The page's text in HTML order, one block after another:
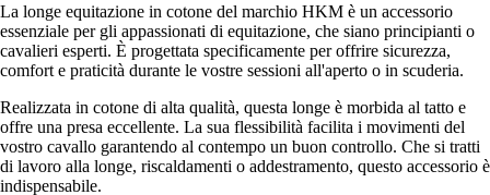
La longe equitazione in cotone del marchio HKM è un accessorio
essenziale per gli appassionati di equitazione, che siano principianti o
cavalieri esperti. È progettata specificamente per offrire sicurezza,
comfort e praticità durante le vostre sessioni all'aperto o in scuderia.
Realizzata in cotone di alta qualità, questa longe è morbida al tatto e
offre una presa eccellente. La sua flessibilità facilita i movimenti del
vostro cavallo garantendo al contempo un buon controllo. Che si tratti
di lavoro alla longe, riscaldamenti o addestramento, questo accessorio è
indispensabile.